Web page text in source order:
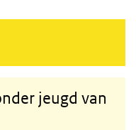
jeugd van